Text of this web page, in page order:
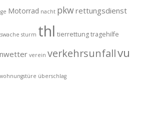
Motorrad nacht pkwrettungsdienst
sturm thl tierrettungtragehilfe
verein verkehrsunfallvu
überschlag